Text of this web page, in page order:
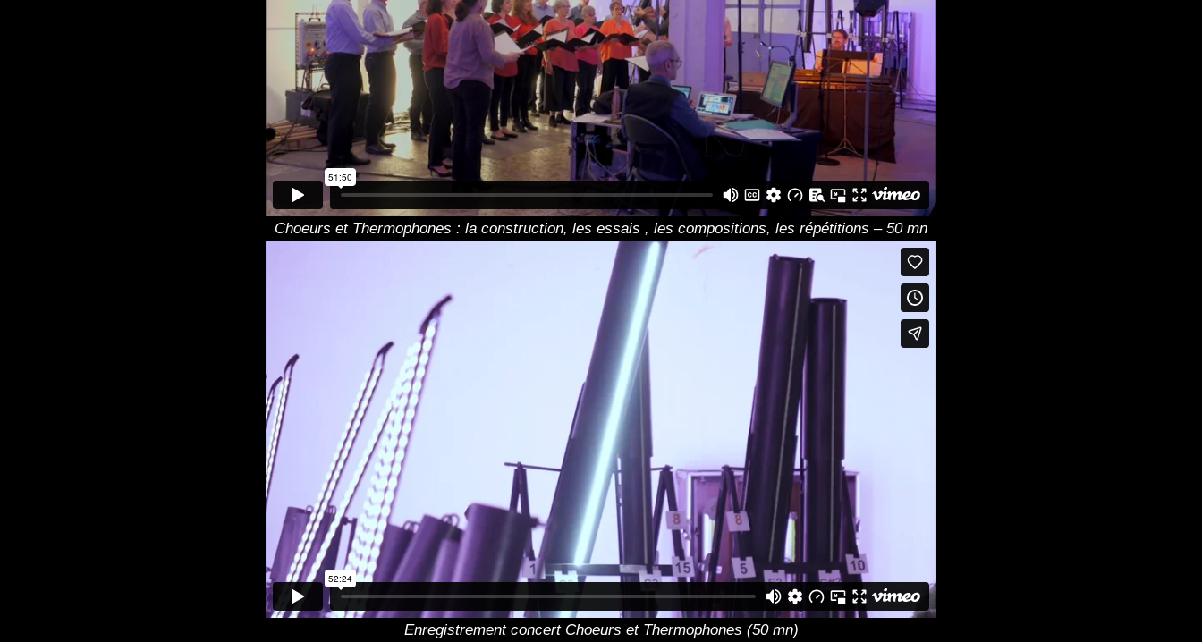
Choeurs et Thermophones : la construction, les essais , les compositions, les répétitions – 50 mn
Enregistrement concert Choeurs et Thermophones (50 mn)